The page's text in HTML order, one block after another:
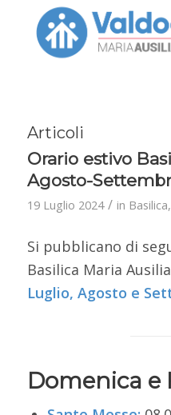
Articoli
Orario estivo
Agosto-
19 Luglio 2024 / in Basilica,
Si pubblicano di
Basilica Maria
Luglio, Agosto e
Domenica e